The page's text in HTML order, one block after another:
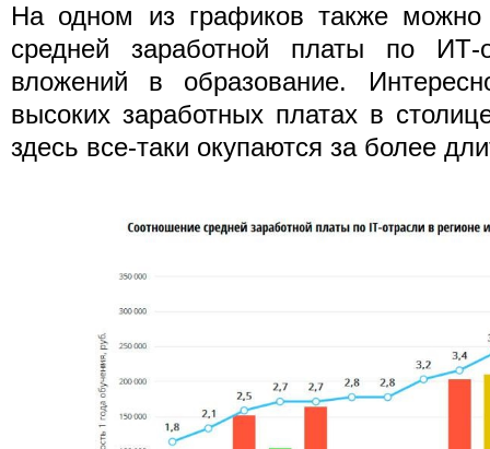
На одном из графиков также можно
средней заработной платы по
вложений в образование.
высоких заработных платах в
здесь все-таки окупаются за более